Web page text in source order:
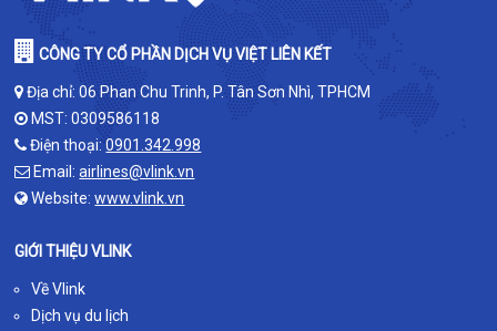
CÔNG TY CỔ PHẦN DỊCH VỤ VIỆT LIÊN KẾT
Địa chỉ: 06 Phan Chu Trinh, P. Tân Sơn Nhì, TPHCM
MST: 0309586118
Điện thoại:0901.342.998
Email:airlines@vlink.vn
Website:www.vlink.vn
GIỚI THIỆU VLINK
Về Vlink
Dịch vụ du lịch